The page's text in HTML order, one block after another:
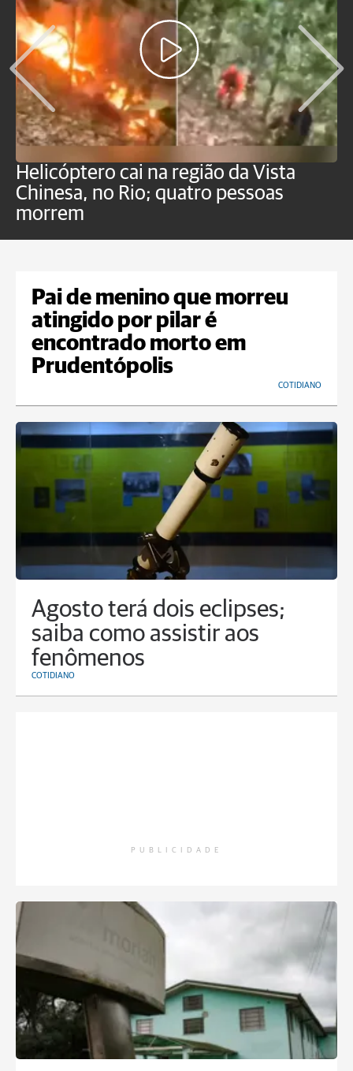
Helicóptero cai na região da Vista
Chinesa, no Rio; quatro pessoas
morrem
Pai de menino que morreu
atingido por pilar é
encontrado morto em
Prudentópolis
COTIDIANO
Agosto terá dois eclipses;
saiba como assistir aos
fenômenos
COTIDIANO
PUBLICIDADE